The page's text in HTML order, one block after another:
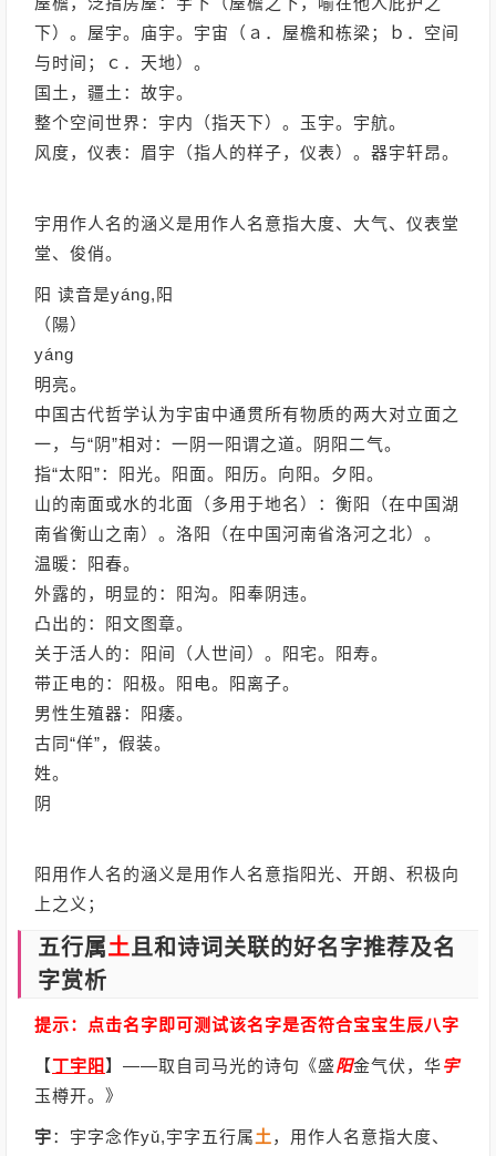
下）。屋宇。庙宇。宇宙（ａ．屋檐和栋梁；ｂ．空间
与时间；ｃ．天地）。
国土，疆土：故宇。
整个空间世界：宇内（指天下）。玉宇。宇航。
风度，仪表：眉宇（指人的样子，仪表）。器宇轩昂。
宇用作人名的涵义是用作人名意指大度、大气、仪表堂
堂、俊俏。
阳 读音是yáng,阳
（陽）
yáng
明亮。
中国古代哲学认为宇宙中通贯所有物质的两大对立面之
一，与“阴”相对：一阴一阳谓之道。阴阳二气。
指“太阳”：阳光。阳面。阳历。向阳。夕阳。
山的南面或水的北面（多用于地名）：衡阳（在中国湖
南省衡山之南）。洛阳（在中国河南省洛河之北）。
温暖：阳春。
外露的，明显的：阳沟。阳奉阴违。
凸出的：阳文图章。
关于活人的：阳间（人世间）。阳宅。阳寿。
带正电的：阳极。阳电。阳离子。
男性生殖器：阳痿。
古同“佯”，假装。
姓。
阴
阳用作人名的涵义是用作人名意指阳光、开朗、积极向
上之义；
五行属土且和诗词关联的好名字推荐及名
字赏析
提示：点击名字即可测试该名字是否符合宝宝生辰八字
【丁宇阳 】 ——取自司马光的诗句《盛阳金气伏，华宇
玉樽开。》
宇：宇字念作yǔ,宇字五行属土 ，用作人名意指大度、